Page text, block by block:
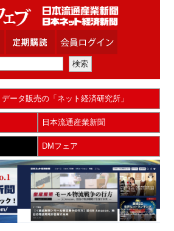
データ販売の「ネット経済研究所」
日本流通産業新聞
DMフェア